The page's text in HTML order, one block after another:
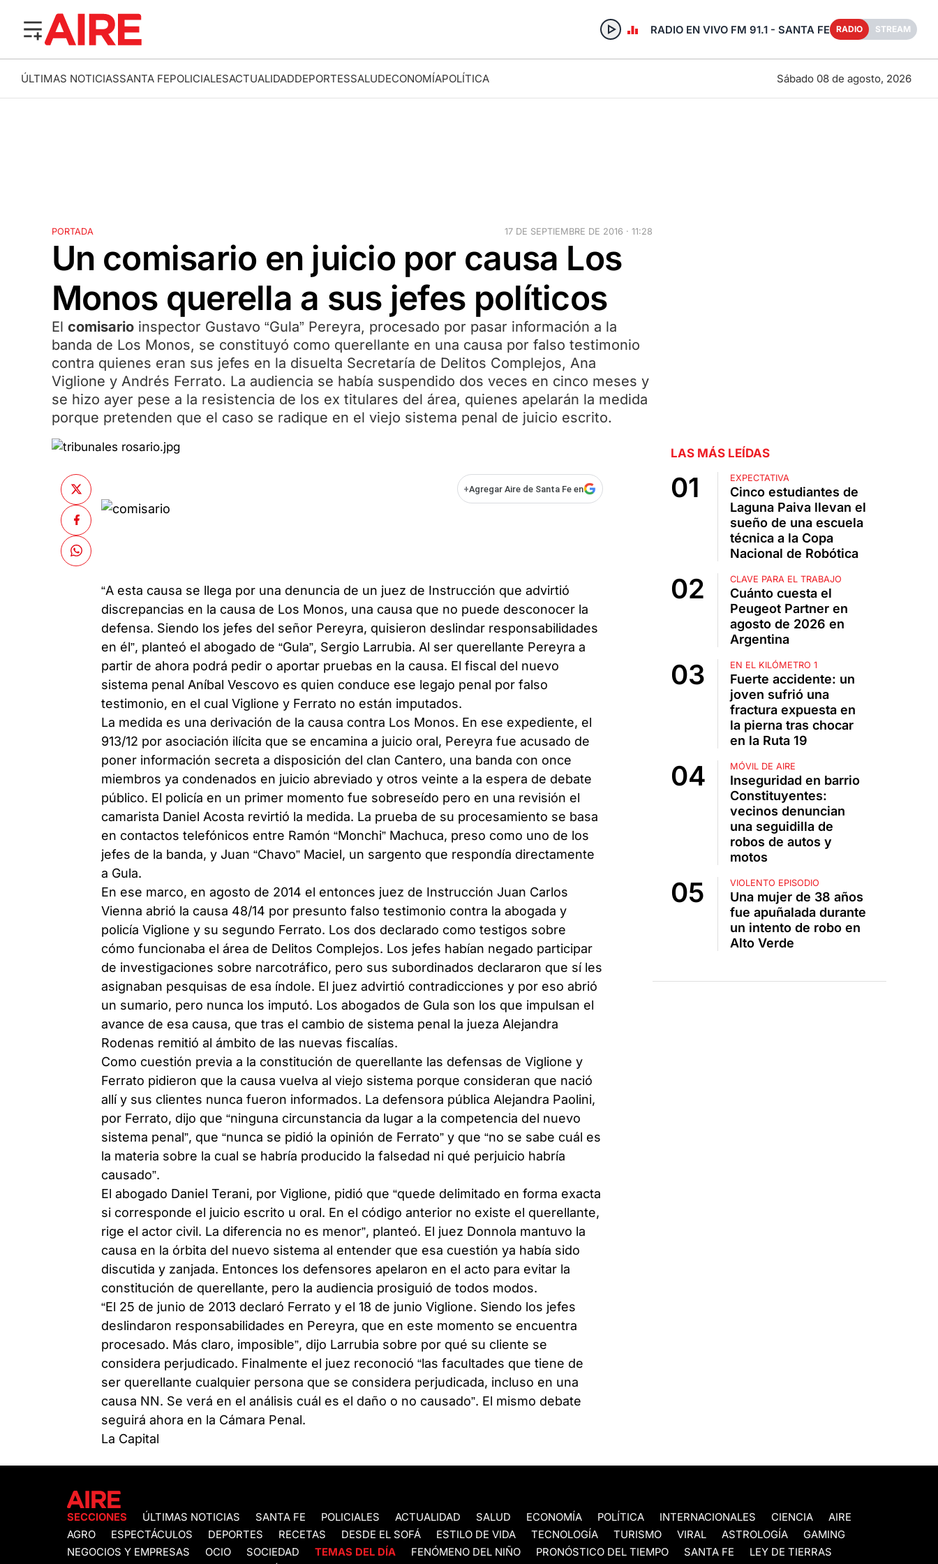
RADIO EN VIVO FM 91.1 - SANTA FE RADIO STREAM
ÚLTIMAS NOTICIASSANTA FEPOLICIALESACTUALIDADDEPORTESSALUDECONOMÍAPOLÍTICA Sábado 08 de agosto, 2026
PORTADA 17 DE SEPTIEMBRE DE 2016 · 11:28
Un comisario en juicio por causa Los
Monos querella a sus jefes políticos
El comisarioinspector Gustavo “Gula” Pereyra, procesado por pasar información a la
banda de Los Monos, se constituyó como querellante en una causa por falso testimonio
contra quienes eran sus jefes en la disuelta Secretaría de Delitos Complejos, Ana
Viglione y Andrés Ferrato. La audiencia se había suspendido dos veces en cinco meses y
se hizo ayer pese a la resistencia de los ex titulares del área, quienes apelarán la medida
porque pretenden que el caso se radique en el viejo sistema penal de juicio escrito.
+Agregar Aire de Santa Fe en
“A esta causa se llega por una denuncia de un juez de Instrucción que advirtió
discrepancias en la causa de Los Monos, una causa que no puede desconocer la
defensa. Siendo los jefes del señor Pereyra, quisieron deslindar responsabilidades
en él”, planteó el abogado de “Gula”, Sergio Larrubia. Al ser querellante Pereyra a
partir de ahora podrá pedir o aportar pruebas en la causa. El fiscal del nuevo
sistema penal Aníbal Vescovo es quien conduce ese legajo penal por falso
testimonio, en el cual Viglione y Ferrato no están imputados.
La medida es una derivación de la causa contra Los Monos. En ese expediente, el
913/12 por asociación ilícita que se encamina a juicio oral, Pereyra fue acusado de
poner información secreta a disposición del clan Cantero, una banda con once
miembros ya condenados en juicio abreviado y otros veinte a la espera de debate
público. El policía en un primer momento fue sobreseído pero en una revisión el
camarista Daniel Acosta revirtió la medida. La prueba de su procesamiento se basa
en contactos telefónicos entre Ramón “Monchi” Machuca, preso como uno de los
jefes de la banda, y Juan “Chavo” Maciel, un sargento que respondía directamente
a Gula.
En ese marco, en agosto de 2014 el entonces juez de Instrucción Juan Carlos
Vienna abrió la causa 48/14 por presunto falso testimonio contra la abogada y
policía Viglione y su segundo Ferrato. Los dos declarado como testigos sobre
cómo funcionaba el área de Delitos Complejos. Los jefes habían negado participar
de investigaciones sobre narcotráfico, pero sus subordinados declararon que sí les
asignaban pesquisas de esa índole. El juez advirtió contradicciones y por eso abrió
un sumario, pero nunca los imputó. Los abogados de Gula son los que impulsan el
avance de esa causa, que tras el cambio de sistema penal la jueza Alejandra
Rodenas remitió al ámbito de las nuevas fiscalías.
Como cuestión previa a la constitución de querellante las defensas de Viglione y
Ferrato pidieron que la causa vuelva al viejo sistema porque consideran que nació
allí y sus clientes nunca fueron informados. La defensora pública Alejandra Paolini,
por Ferrato, dijo que “ninguna circunstancia da lugar a la competencia del nuevo
sistema penal”, que “nunca se pidió la opinión de Ferrato” y que “no se sabe cuál es
la materia sobre la cual se habría producido la falsedad ni qué perjuicio habría
causado”.
El abogado Daniel Terani, por Viglione, pidió que “quede delimitado en forma exacta
si corresponde el juicio escrito u oral. En el código anterior no existe el querellante,
rige el actor civil. La diferencia no es menor”, planteó. El juez Donnola mantuvo la
causa en la órbita del nuevo sistema al entender que esa cuestión ya había sido
discutida y zanjada. Entonces los defensores apelaron en el acto para evitar la
constitución de querellante, pero la audiencia prosiguió de todos modos.
“El 25 de junio de 2013 declaró Ferrato y el 18 de junio Viglione. Siendo los jefes
deslindaron responsabilidades en Pereyra, que en este momento se encuentra
procesado. Más claro, imposible”, dijo Larrubia sobre por qué su cliente se
considera perjudicado. Finalmente el juez reconoció “las facultades que tiene de
ser querellante cualquier persona que se considera perjudicada, incluso en una
causa NN. Se verá en el análisis cuál es el daño o no causado”. El mismo debate
seguirá ahora en la Cámara Penal.
La Capital
LAS MÁS LEÍDAS
EXPECTATIVA
Cinco estudiantes de
Laguna Paiva llevan el
sueño de una escuela
técnica a la Copa
Nacional de Robótica
CLAVE PARA EL TRABAJO
Cuánto cuesta el
Peugeot Partner en
agosto de 2026 en
Argentina
EN EL KILÓMETRO 1
Fuerte accidente: un
joven sufrió una
fractura expuesta en
la pierna tras chocar
en la Ruta 19
MÓVIL DE AIRE
Inseguridad en barrio
Constituyentes:
vecinos denuncian
una seguidilla de
robos de autos y
motos
VIOLENTO EPISODIO
Una mujer de 38 años
fue apuñalada durante
un intento de robo en
Alto Verde
SECCIONES ÚLTIMAS NOTICIAS SANTA FE POLICIALES ACTUALIDAD SALUD ECONOMÍA POLÍTICA INTERNACIONALES CIENCIA
AIRE
AGRO
ESPECTÁCULOS DEPORTES RECETAS DESDE EL SOFÁ ESTILO DE VIDA TECNOLOGÍA TURISMO VIRAL ASTROLOGÍA
GAMING
NEGOCIOS Y EMPRESAS
OCIO SOCIEDAD TEMAS DEL DÍA FENÓMENO DEL NIÑO PRONÓSTICO DEL TIEMPO SANTA FE
LEY DE TIERRAS